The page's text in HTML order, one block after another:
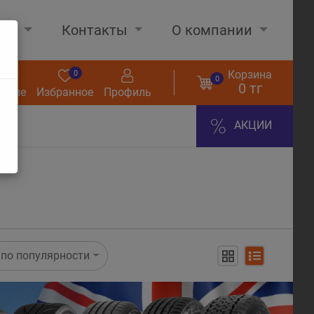
Контакты О компании
Избранное
0
Профиль
0 Корзина
0 тг
АКЦИИ
по популярности